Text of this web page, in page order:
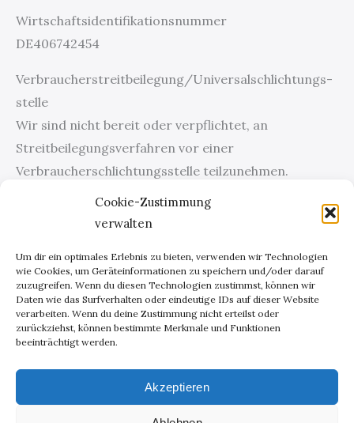
Cookie-Zustimmung
verwalten
Um dir ein optimales Erlebnis zu bieten, verwenden wir Technologien
wie Cookies, um Geräteinformationen zu speichern und/oder darauf
zuzugreifen. Wenn du diesen Technologien zustimmst, können wir
Daten wie das Surfverhalten oder eindeutige IDs auf dieser Website
verarbeiten. Wenn du deine Zustimmung nicht erteilst oder
zurückziehst, können bestimmte Merkmale und Funktionen
beeinträchtigt werden.
Akzeptieren
Wirtschafts­identifikations­nummer
DE406742454
Verbraucher­streit­beilegung/Universal­schlichtungs­
stelle
Wir sind nicht bereit oder verpflichtet, an
Streitbeilegungsverfahren vor einer
Verbraucherschlichtungsstelle teilzunehmen.
Zentrale Kontaktstelle nach dem Digital Services Act
– DSA (Verordnung (EU) 2022/265)
Unsere zentrale Kontaktstelle für Nutzer und
Behörden nach Art. 11, 12 DSA erreichen Sie wie folgt:
E-Mail: mail@frenke.online
Die für den Kontakt zur Verfügung stehenden
Sprachen sind: Deutsch, Englisch.